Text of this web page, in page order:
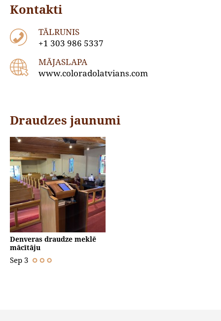
Kontakti
TĀLRUNIS
+1 303 986 5337
MĀJASLAPA
www.coloradolatvians.com
Draudzes jaunumi
Denveras draudze meklē
mācītāju
Sep 3